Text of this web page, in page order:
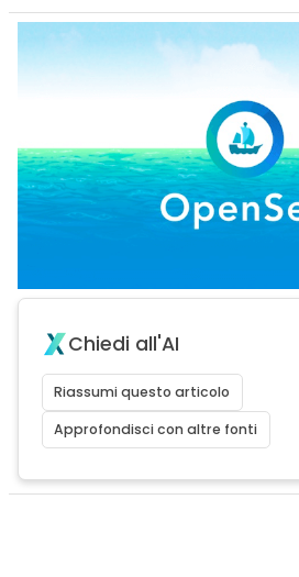
Chiedi all'AI
Riassumi questo articolo
Approfondisci con altre fonti